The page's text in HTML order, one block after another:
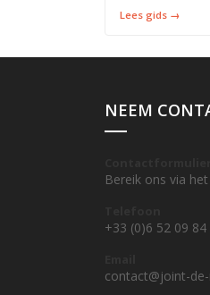
Lees gids →
NEEM
Bereik ons via het
+33 (0)6 52 09 84
contact@joint-